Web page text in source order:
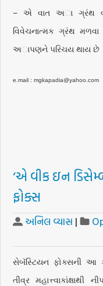
− એ વાત અા ગ્રંથ
વિવેચનાત્મક ગ્રંથ
અાપણને પરિચય થાય
e.mail : mgkapadia@yahoo.com
‘એ વીક ઇન
ફોક્સ
અનિલ વ્યાસ |
સેબૅસ્ટિયન ફોક્સની આ
તીવ્ર